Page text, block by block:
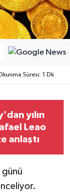
Süresi: 1 Dk
yılın
Leao
anlaştı
günü